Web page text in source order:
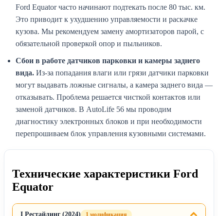
Ford Equator часто начинают подтекать после 80 тыс. км.
Это приводит к ухудшению управляемости и раскачке
кузова. Мы рекомендуем замену амортизаторов парой, с
обязательной проверкой опор и пыльников.
Сбои в работе датчиков парковки и камеры заднего
вида. Из-за попадания влаги или грязи датчики парковки
могут выдавать ложные сигналы, а камера заднего вида —
отказывать. Проблема решается чисткой контактов или
заменой датчиков. В AutoLife 56 мы проводим
диагностику электронных блоков и при необходимости
перепрошиваем блок управления кузовными системами.
Технические характеристики Ford
Equator
I Рестайлинг (2024) 1 модификация